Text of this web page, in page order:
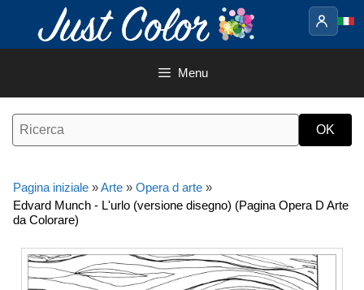
contenuto
Menu
Pagina iniziale »Arte » Opera d arte »
Edvard Munch - L'urlo (versione disegno) (Pagina Opera D Arte
da Colorare)